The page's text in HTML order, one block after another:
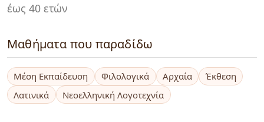
έως 40 ετών
Μαθήματα που παραδίδω
Μέση Εκπαίδευση Φιλολογικά Αρχαία
Έκθεση
Λατινικά
Νεοελληνική Λογοτεχνία